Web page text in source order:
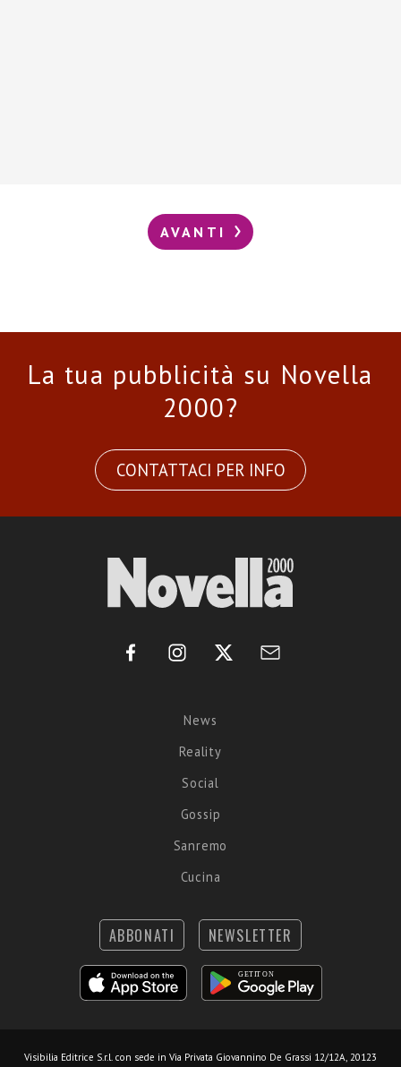
AVANTI
La tua pubblicità su Novella
2000?
CONTATTACI PER INFO
News
Reality
Social
Gossip
Sanremo
Cucina
ABBONATI NEWSLETTER
Visibilia Editrice S.r.l. con sede in Via Privata Giovannino De Grassi 12/12A, 20123